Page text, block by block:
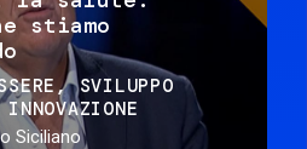
stiamo
SVILUPPO
Siciliano